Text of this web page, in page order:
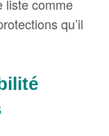
liste comme
qu’il